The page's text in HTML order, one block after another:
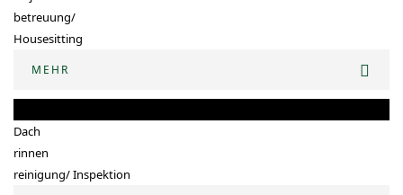
betreuung/
Housesitting
MEHR
Dach
rinnen
reinigung/ Inspektion